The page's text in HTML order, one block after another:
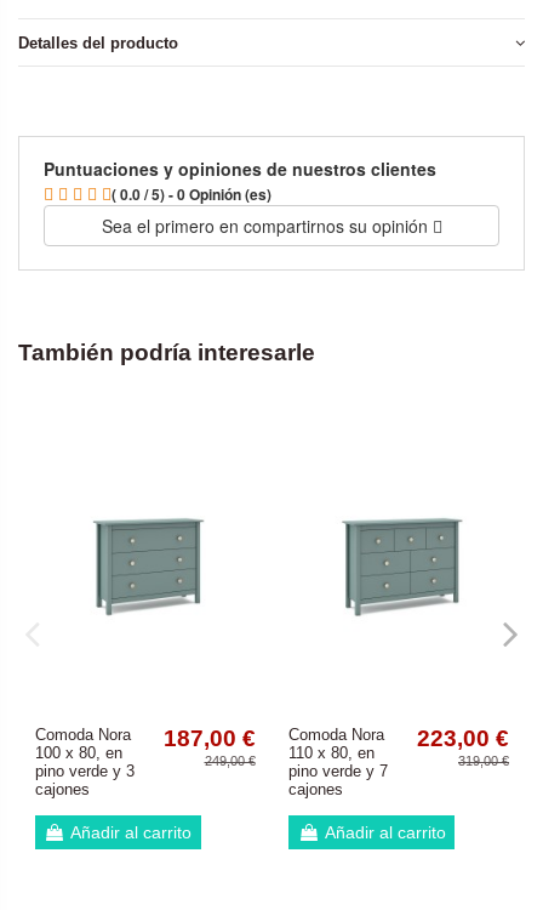
Detalles del producto
Puntuaciones y opiniones de nuestros clientes
( 0.0 / 5) - 0 Opinión (es)
Sea el primero en compartirnos su opinión
También podría interesarle
Comoda Nora
100 x 80, en
pino verde y 3
cajones
187,00 €
249,00 €
Añadir al carrito
Comoda Nora
110 x 80, en
pino verde y 7
cajones
223,00 €
319,00 €
Añadir al carrito